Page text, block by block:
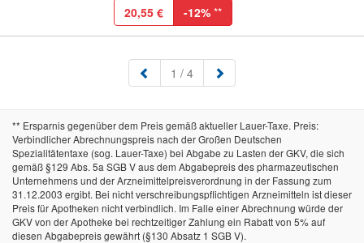
20,55 € -12% **
1 (aktuell)
/ 4
** Ersparnis gegenüber dem Preis gemäß aktueller Lauer-Taxe. Preis:
Verbindlicher Abrechnungspreis nach der Großen Deutschen
Spezialitätentaxe (sog. Lauer-Taxe) bei Abgabe zu Lasten der GKV, die sich
gemäß §129 Abs. 5a SGB V aus dem Abgabepreis des pharmazeutischen
Unternehmens und der Arzneimittelpreisverordnung in der Fassung zum
31.12.2003 ergibt. Bei nicht verschreibungspflichtigen Arzneimitteln ist dieser
Preis für Apotheken nicht verbindlich. Im Falle einer Abrechnung würde der
GKV von der Apotheke bei rechtzeitiger Zahlung ein Rabatt von 5% auf
diesen Abgabepreis gewährt (§130 Absatz 1 SGB V).